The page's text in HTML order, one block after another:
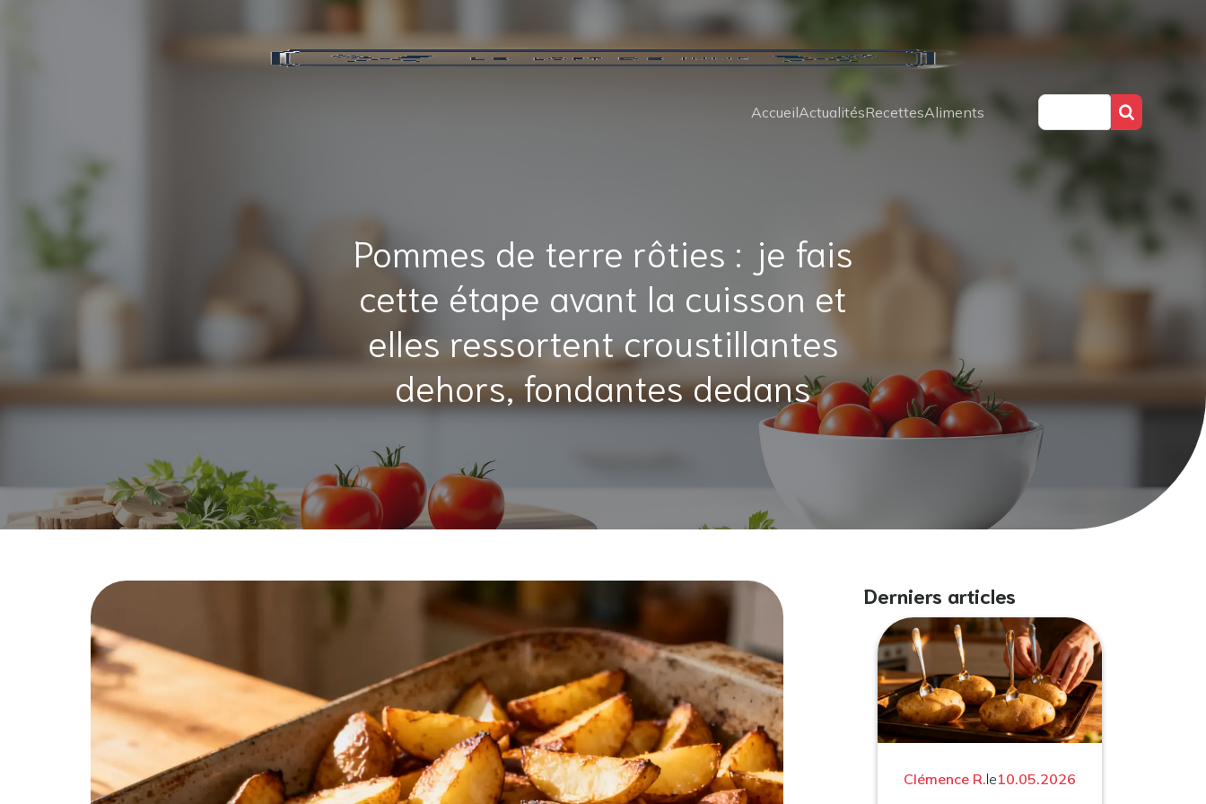
AccueilActualitésRecettesAliments
Pommes de terre rôties : je fais
cette étape avant la cuisson et
elles ressortent croustillantes
dehors, fondantes dedans
Derniers articles
Clémence R.le10.05.2026